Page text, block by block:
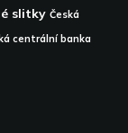
slitky Česká
centrální banka